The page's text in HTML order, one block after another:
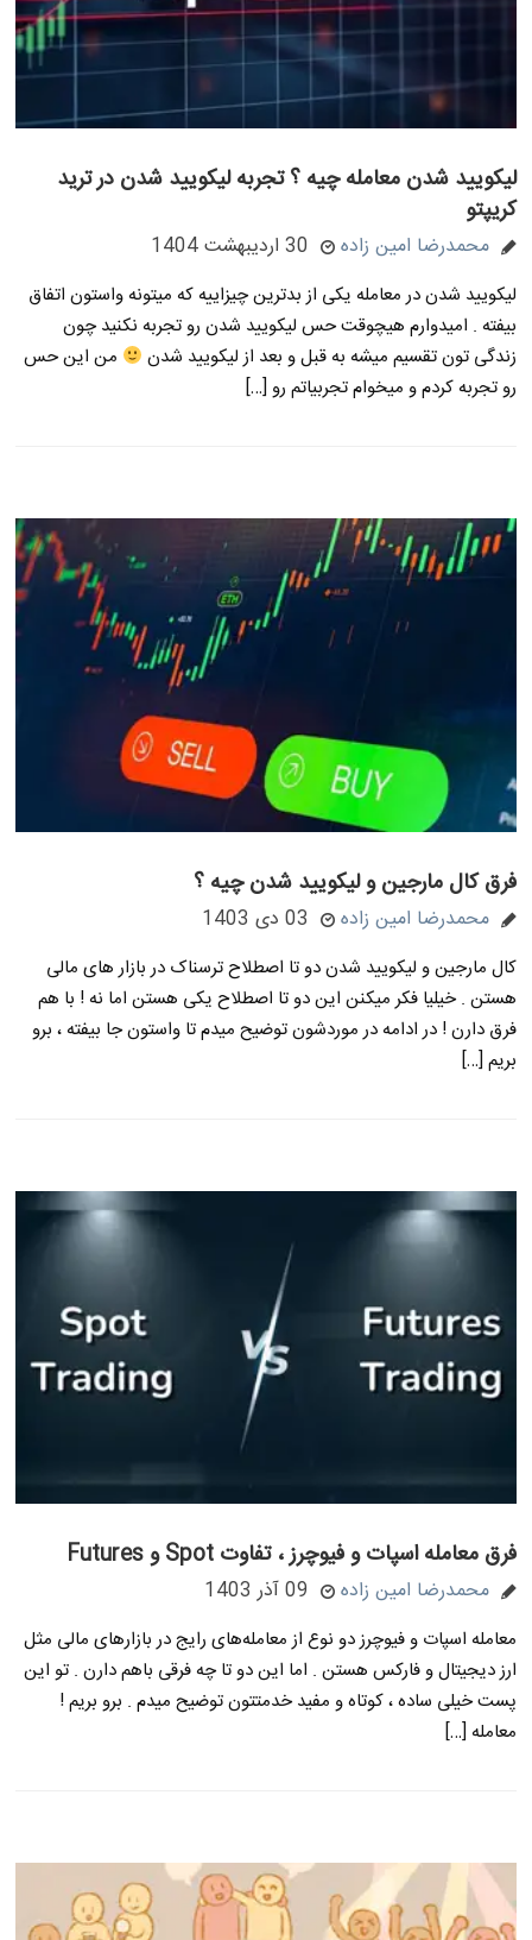
لیکویید شدن معامله چیه ؟ تجربه لیکویید شدن در ترید
کریپتو
محمدرضا امین زاده 30 اردیبهشت 1404
لیکویید شدن در معامله یکی از بدترین چیزاییه که میتونه واستون اتفاق
بیفته . امیدوارم هیچوقت حس لیکویید شدن رو تجربه نکنید چون
زندگی تون تقسیم میشه به قبل و بعد از لیکویید شدن
من این حس
رو تجربه کردم و میخوام تجربیاتم رو […]
فرق کال مارجین و لیکویید شدن چیه ؟
محمدرضا امین زاده 03 دی 1403
کال مارجین و لیکویید شدن دو تا اصطلاح ترسناک در بازار های مالی
هستن . خیلیا فکر میکنن این دو تا اصطلاح یکی هستن اما نه ! با هم
فرق دارن ! در ادامه در موردشون توضیح میدم تا واستون جا بیفته ، برو
بریم […]
فرق معامله اسپات و فیوچرز ، تفاوت Spot و Futures
محمدرضا امین زاده 09 آذر 1403
معامله اسپات و فیوچرز دو نوع از معامله‌های رایج در بازارهای مالی مثل
ارز دیجیتال و فارکس هستن . اما این دو تا چه فرقی باهم دارن . تو این
پست خیلی ساده ، کوتاه و مفید خدمتتون توضیح میدم . برو بریم !
معامله […]